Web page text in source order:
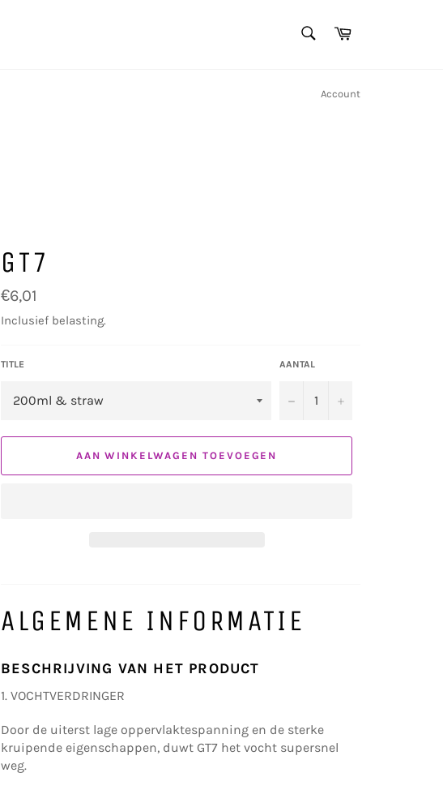
Winkelwagen
Account
GT7
Normale
prijs
€6,01
Inclusief belasting.
TITLE AANTAL
− +
AAN WINKELWAGEN TOEVOEGEN
ALGEMENE INFORMATIE
BESCHRIJVING VAN HET PRODUCT
1. VOCHTVERDRINGER
Door de uiterst lage oppervlaktespanning en de sterke
kruipende eigenschappen, duwt GT7 het vocht supersnel
weg.